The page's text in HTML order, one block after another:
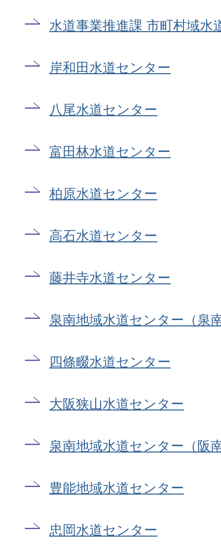
水道事業推進課 市町村域水
岸和田水道センター
八尾水道センター
富田林水道センター
柏原水道センター
高石水道センター
藤井寺水道センター
泉南地域水道センター（泉
四條畷水道センター
大阪狭山水道センター
泉南地域水道センター（阪
豊能地域水道センター
忠岡水道センター